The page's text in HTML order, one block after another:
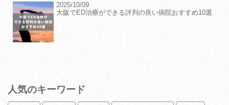
2025/10/09
大阪でED治療ができる評判の良い病院おすすめ10選
人気のキーワード